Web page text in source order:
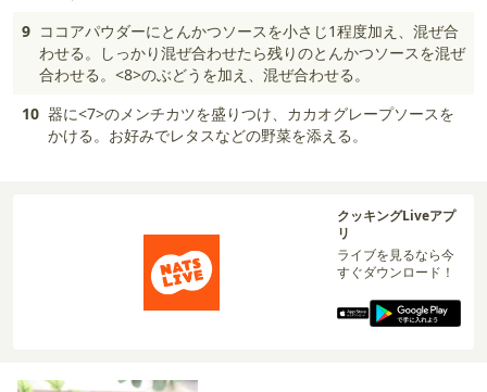
9 ココアパウダーにとんかつソースを小さじ1程度加え、混ぜ合
わせる。しっかり混ぜ合わせたら残りのとんかつソースを混ぜ
合わせる。<8>のぶどうを加え、混ぜ合わせる。
10 器に<7>のメンチカツを盛りつけ、カカオグレープソースを
かける。お好みでレタスなどの野菜を添える。
クッキングLiveアプ
リ
ライブを見るなら今
すぐダウンロード！